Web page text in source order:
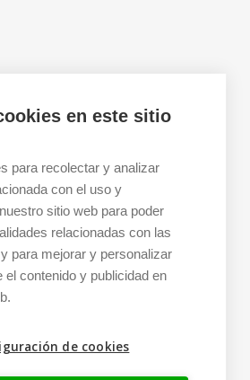
en este sitio
para recolectar y analizar
con el uso y
sitio web para poder
relacionadas con las
para mejorar y personalizar
el contenido y publicidad en
de cookies